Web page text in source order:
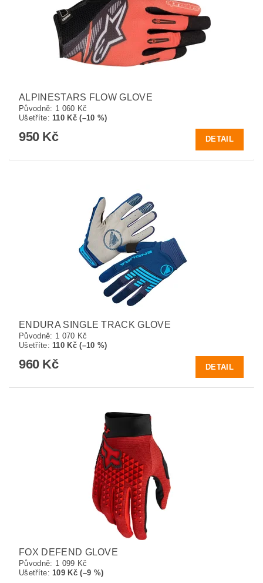
ALPINESTARS FLOW GLOVE
Původně: 1 060 Kč
Ušetříte: 110 Kč (–10 %)
950 Kč DETAIL
ENDURA SINGLE TRACK GLOVE
Původně: 1 070 Kč
Ušetříte: 110 Kč (–10 %)
960 Kč DETAIL
FOX DEFEND GLOVE
Původně: 1 099 Kč
Ušetříte: 109 Kč (–9 %)